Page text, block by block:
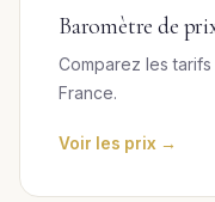
Baromètre de
Comparez les
France.
Voir les prix →